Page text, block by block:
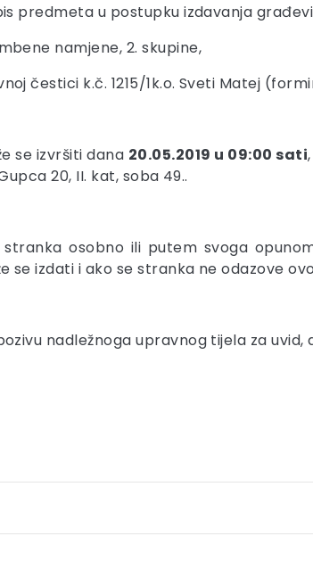
predmeta u postupku izdavanja
namjene, 2. skupine,
čestici k.č. 1215/1k.o. Sveti Matej
se izvršiti dana 20.05.2019 u 09:00 sati
20, II. kat, soba 49..
stranka osobno ili putem svoga
se izdati i ako se stranka ne odazove
nadležnoga upravnog tijela za